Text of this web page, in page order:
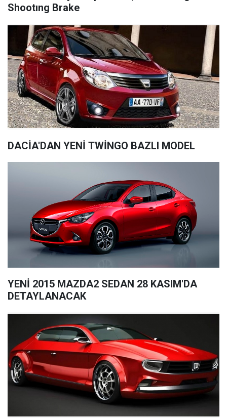
Shootıng Brake
DACİA'DAN YENİ TWİNGO BAZLI MODEL
YENİ 2015 MAZDA2 SEDAN 28 KASIM'DA
DETAYLANACAK